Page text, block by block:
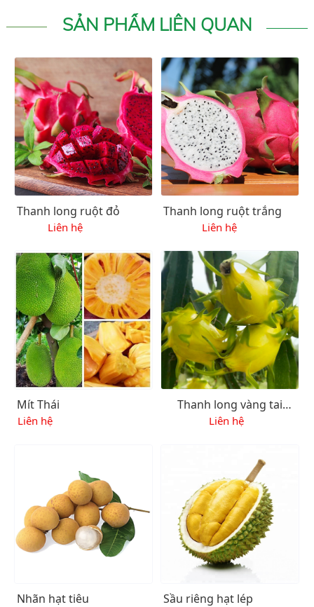
SẢN PHẨM LIÊN QUAN
Thanh long ruột đỏ
Liên hệ
Thanh long ruột trắng
Liên hệ
Mít Thái
Liên hệ
Thanh long vàng tai
xanh
Liên hệ
Nhãn hạt tiêu Sầu riêng hạt lép